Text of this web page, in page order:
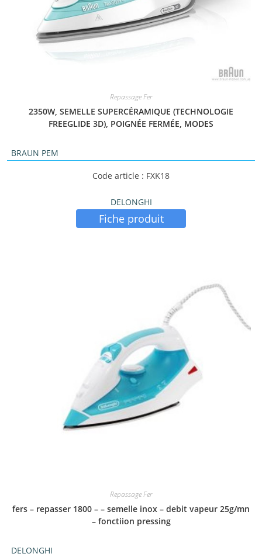
Repassage Fer
2350W, SEMELLE SUPERCÉRAMIQUE (TECHNOLOGIE
FREEGLIDE 3D), POIGNÉE FERMÉE, MODES
BRAUN PEM
Code article : FXK18
DELONGHI
Fiche produit
Repassage Fer
fers – repasser 1800 – – semelle inox – debit vapeur 25g/mn
– fonctiion pressing
DELONGHI